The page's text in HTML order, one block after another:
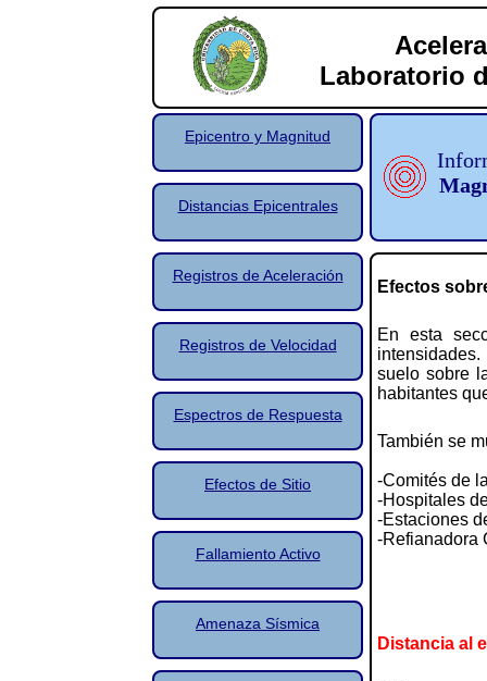
Laboratorio
Epicentro y Magnitud
Distancias Epicentrales
Registros de Aceleración
Registros de Velocidad
Espectros de Respuesta
Efectos de Sitio
Fallamiento Activo
Amenaza Sísmica
Efectos
En esta
suelo sobre
habitantes
También se
-Comités de
-Hospitales
-Estaciones
-Refianadora
Distancia al